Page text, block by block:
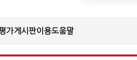
가게시판이용도움말